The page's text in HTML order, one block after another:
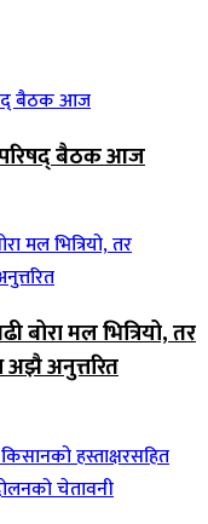
बैठक आज
मल भित्रियो, तर
अझै अनुत्तरित